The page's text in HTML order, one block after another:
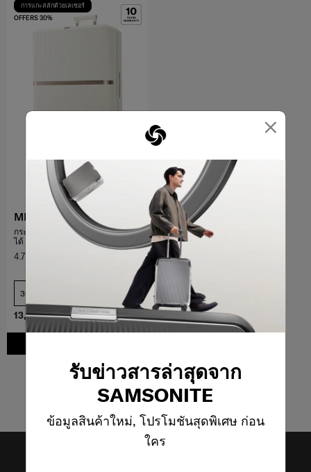
×
รับข่าวสารล่าสุดจาก
SAMSONITE
ข้อมูลสินค้าใหม่, โปรโมชันสุดพิเศษ ก่อน
ใคร
18,900 บาท
13,230 บาท
OFFERS 30%
การแกะสลักด้วยเลเซอร์
MINTER
กระเป๋าเดินทางขนาด 30 นิ้ว ขยาย
ได้
4.7
30 นิ้ว เปรียบเทียบ
5จาก5ผลิตภัณฑ์